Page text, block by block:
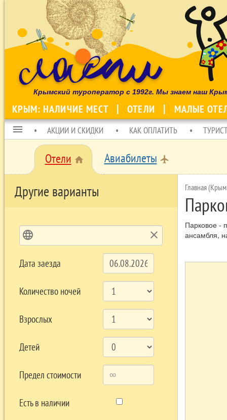
Крымский туроператор с 1992г. Мы знаем наш
КРЫМ: НАЛИЧИЕ МЕСТ ОТЕЛИ МАЛЫЕ
menu АКЦИИ И СКИДКИ КАК ОПЛАТИТЬ
Отели home Авиабилеты local_airport
Другие варианты
language clear
Дата заезда
Количество ночей
Взрослых
Детей
Предел стоимости
Есть в наличии
Главная
Парковое -
ансамбля,